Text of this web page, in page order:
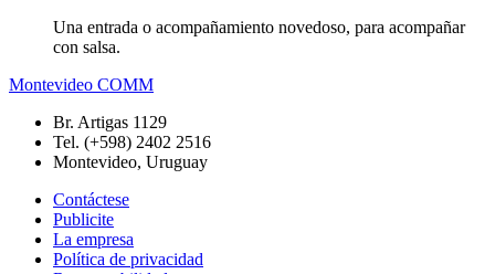
Una entrada o acompañamiento novedoso, para acompañar
con salsa.
Montevideo COMM
Br. Artigas 1129
Tel. (+598) 2402 2516
Montevideo, Uruguay
Contáctese
Publicite
La empresa
Política de privacidad